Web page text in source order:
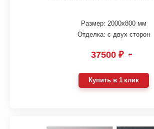
Размер: 2000х800 мм
Отделка: с двух сторон
37500 ₽ ₽
Купить в 1 клик